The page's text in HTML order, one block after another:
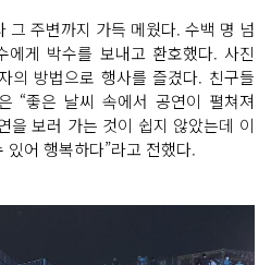
그 주변까지 가득 메웠다. 수백 명 넘
게 박수를 보내고 환호했다. 사진
의 방법으로 행사를 즐겼다. 친구들
“좋은 날씨 속에서 공연이 펼쳐져
을 보러 가는 것이 쉽지 않았는데 이
어 행복하다”라고 전했다.